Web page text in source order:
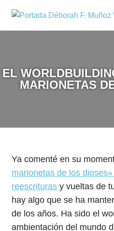
contenido
y
más
EL
MARIONETAS
Ya comenté en su
marionetas de los
reescrituras y vueltas de
hay algo que se ha
de los años. Ha sido el
ambientación del mundo